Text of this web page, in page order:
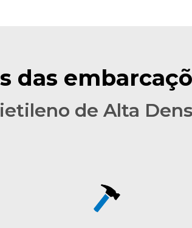
das
de Alta